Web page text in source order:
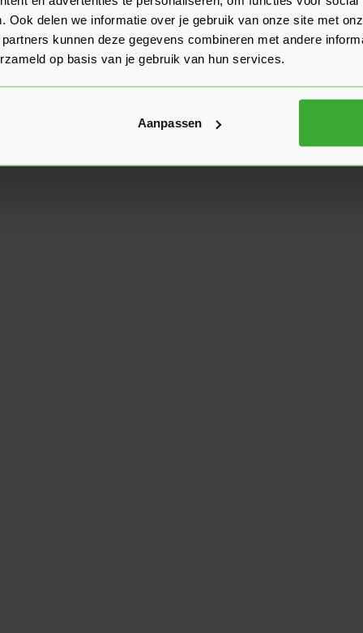
Ook delen we informatie over je gebruik van onze site met
kunnen deze gegevens combineren met andere
op basis van je gebruik van hun services.
Aanpassen